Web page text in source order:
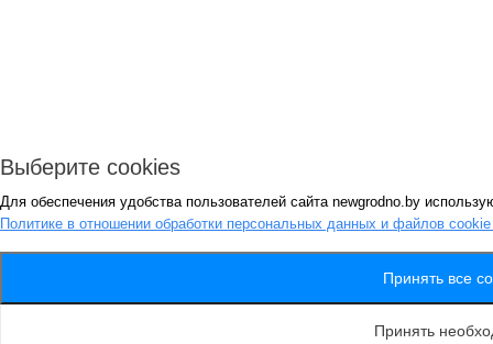
Выберите cookies
Для обеспечения удобства пользователей сайта newgrodno.by
Политике в отношении обработки персональных данных и файлов
Принять все
Принять